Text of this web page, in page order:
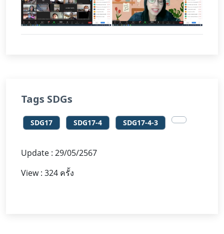
Tags SDGs
SDG17 SDG17-4 SDG17-4-3
Update : 29/05/2567
View : 324 ครั้ง